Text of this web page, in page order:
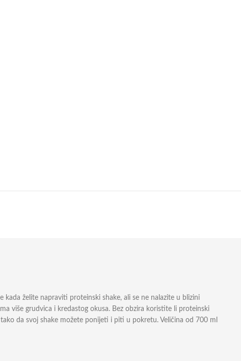
želite napraviti proteinski shake, ali se ne nalazite u blizini
više grudvica i kredastog okusa. Bez obzira koristite li proteinski
da svoj shake možete ponijeti i piti u pokretu. Veličina od 700 ml